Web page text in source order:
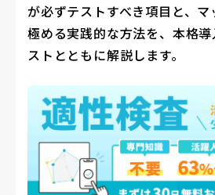
が必ずテストすべき項目と、
極める実践的な方法を、本格
ストとともに解説します。